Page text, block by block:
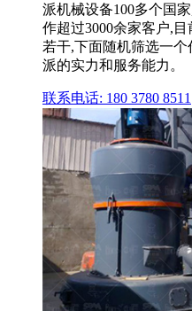
派机械设备100多个国
作超过3000余家客户,
若干,下面随机筛选一
派的实力和服务能力。
联系电话: 180 3780 8511